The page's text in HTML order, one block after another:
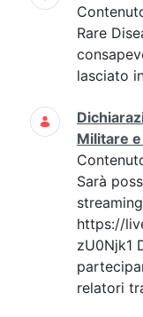
Rare
lasciato
Militare
Sarà
https://
zU0Njk1
relatori